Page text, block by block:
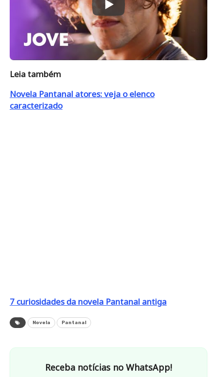
Leia também
Novela Pantanal atores: veja o elenco
caracterizado
7 curiosidades da novela Pantanal antiga
Novela Pantanal
Receba notícias no WhatsApp!